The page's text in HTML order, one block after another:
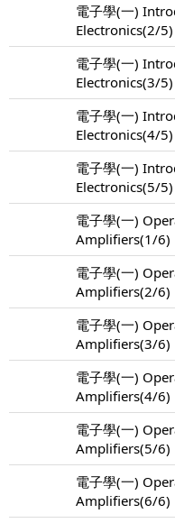
電子學(一)
Electronics(2/5)
電子學(一)
Electronics(3/5)
電子學(一)
Electronics(4/5)
電子學(一)
Electronics(5/5)
電子學(一)
Amplifiers(1/6)
電子學(一)
Amplifiers(2/6)
電子學(一)
Amplifiers(3/6)
電子學(一)
Amplifiers(4/6)
電子學(一)
Amplifiers(5/6)
電子學(一)
Amplifiers(6/6)